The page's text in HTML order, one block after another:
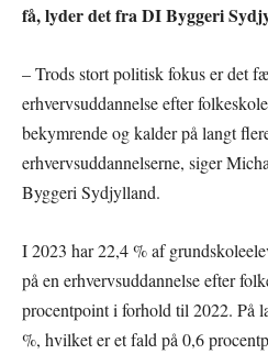
få, lyder det fra DI Byggeri
– Trods stort politisk fokus er det
erhvervsuddannelse efter
bekymrende og kalder på langt
erhvervsuddannelserne, siger
Byggeri Sydjylland.
I 2023 har 22,4 % af
på en erhvervsuddannelse efter
procentpoint i forhold til 2022. På
%, hvilket er et fald på 0,6